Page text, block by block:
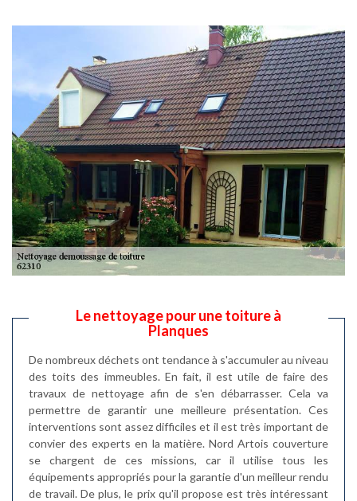
Le nettoyage pour une toiture à
Planques
De nombreux déchets ont tendance à s'accumuler au niveau
des toits des immeubles. En fait, il est utile de faire des
travaux de nettoyage afin de s'en débarrasser. Cela va
permettre de garantir une meilleure présentation. Ces
interventions sont assez difficiles et il est très important de
convier des experts en la matière. Nord Artois couverture
se chargent de ces missions, car il utilise tous les
équipements appropriés pour la garantie d'un meilleur rendu
de travail. De plus, le prix qu'il propose est très intéressant